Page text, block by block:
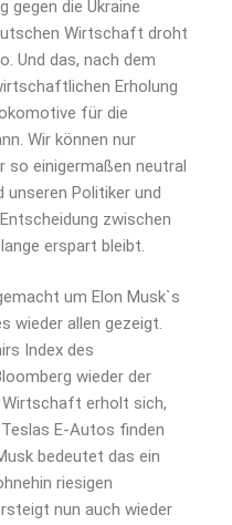
gegen die Ukraine
Wirtschaft droht
Und das, nach dem
Erholung
für die
Wir können nur
so einigermaßen neutral
unseren Politiker und
zwischen
erspart bleibt.
um Elon Musk`s
wieder allen gezeigt.
Index des
wieder der
Wirtschaft erholt sich,
E-Autos finden
bedeutet das ein
riesigen
nun auch wieder